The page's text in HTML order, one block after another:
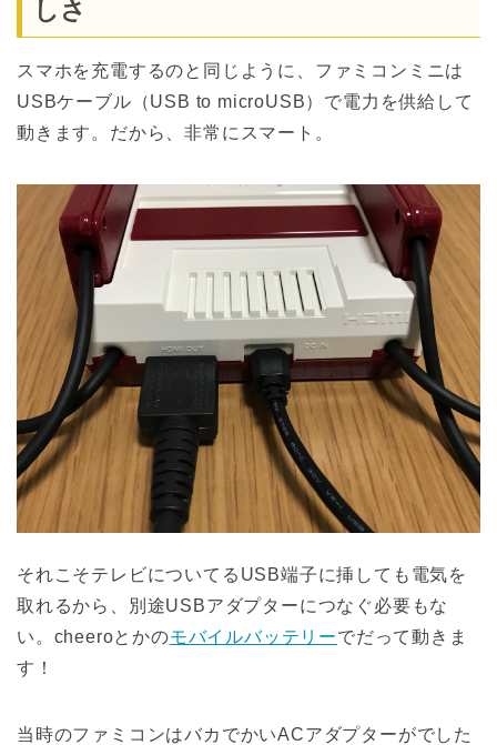
しさ
スマホを充電するのと同じように、ファミコンミニは
USBケーブル（USB to microUSB）で電力を供給して
動きます。だから、非常にスマート。
それこそテレビについてるUSB端子に挿しても電気を
取れるから、別途USBアダプターにつなぐ必要もな
い。cheeroとかのモバイルバッテリーでだって動きま
す！
当時のファミコンはバカでかいACアダプターがでした